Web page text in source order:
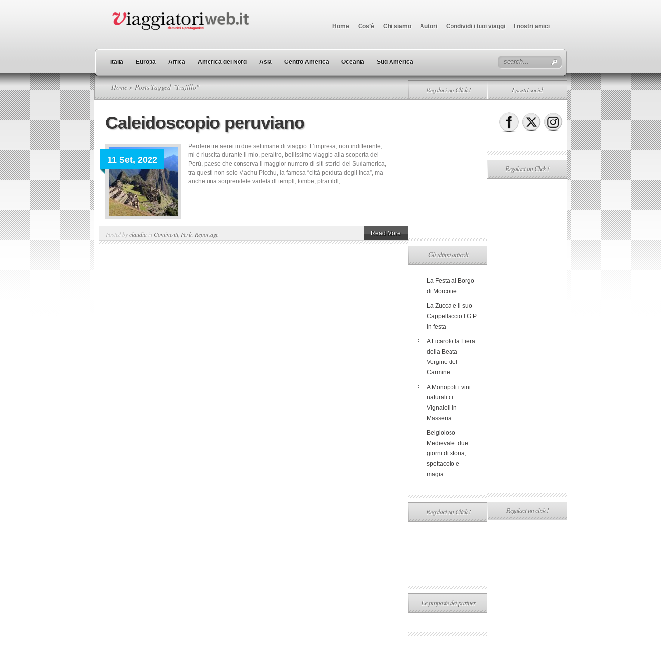
Home Cos’è Chi siamo Autori Condividi i tuoi viaggi I nostri amici
Italia Europa Africa America del Nord Asia Centro America Oceania Sud America
Home » Posts Tagged "Trujillo"
Caleidoscopio peruviano
11 Set, 2022
Perdere tre aerei in due settimane di viaggio. L’impresa, non indifferente,
mi è riuscita durante il mio, peraltro, bellissimo viaggio alla scoperta del
Perù, paese che conserva il maggior numero di siti storici del Sudamerica,
tra questi non solo Machu Picchu, la famosa “città perduta degli Inca”, ma
anche una sorprendete varietà di templi, tombe, piramidi,...
Posted byclaudia in Continenti, Perù Reportage Read More
Regalaci un Click !
Gli ultimi articoli
La Festa al Borgo
di Morcone
La Zucca e il suo
Cappellaccio I.G.P
in festa
A Ficarolo la Fiera
della Beata
Vergine del
Carmine
A Monopoli i vini
naturali di
Vignaioli in
Masseria
Belgioioso
Medievale: due
giorni di storia,
spettacolo e
magia
Regalaci un Click !
Le proposte dei partner
I nostri social
Regalaci un Click !
Regalaci un click !